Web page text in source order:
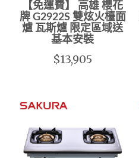
【免運費】 高雄 櫻花
牌 G2922S 雙炫火檯面
爐 瓦斯爐 限定區域送
基本安裝
$13,905